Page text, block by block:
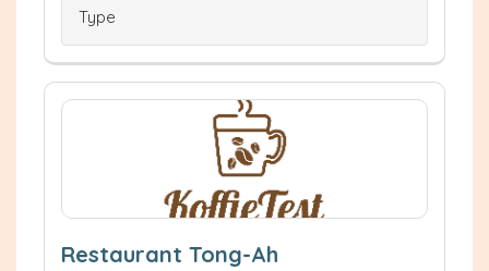
Type
Restaurant Tong-Ah